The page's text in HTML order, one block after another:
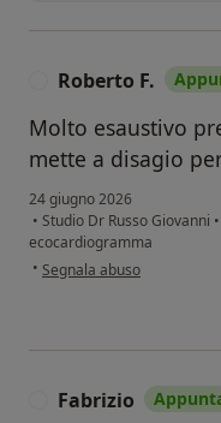
Roberto F.
Molto esaustivo
mette a disagio
24 giugno 2026
• Studio Dr Russo Giovanni •
ecocardiogramma
• secondo l'opinione
Segnala abuso
Fabrizio